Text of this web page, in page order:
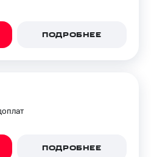
ПОДРОБНЕЕ
ПОДРОБНЕЕ